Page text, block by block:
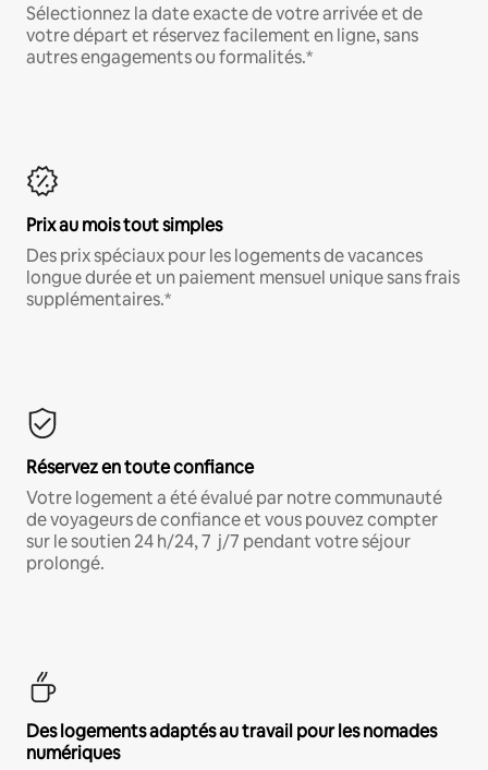
Sélectionnez la date exacte de votre arrivée et de
votre départ et réservez facilement en ligne, sans
autres engagements ou formalités.*
Prix au mois tout simples
Des prix spéciaux pour les logements de vacances
longue durée et un paiement mensuel unique sans frais
supplémentaires.*
Réservez en toute confiance
Votre logement a été évalué par notre communauté
de voyageurs de confiance et vous pouvez compter
sur le soutien 24 h/24, 7 j/7 pendant votre séjour
prolongé.
Des logements adaptés au travail pour les nomades
numériques